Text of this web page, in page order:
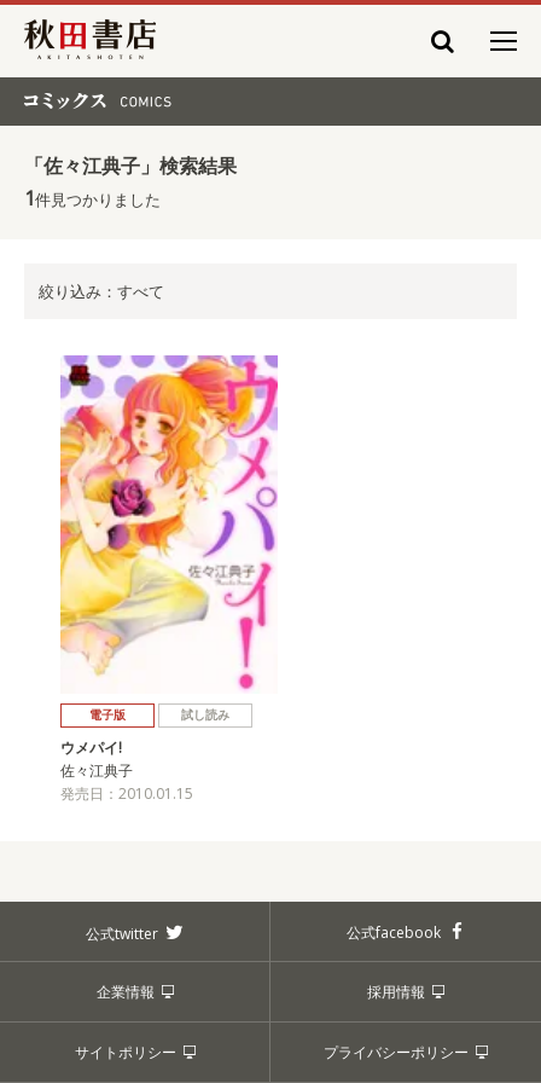
秋田書店
「佐々江典子」検索結果
1件見つかりました
絞り込み：すべて
電子版 試し読み
ウメパイ!
佐々江典子
発売日：2010.01.15
公式twitter 公式facebook
企業情報 採用情報
サイトポリシー プライバシーポリシー